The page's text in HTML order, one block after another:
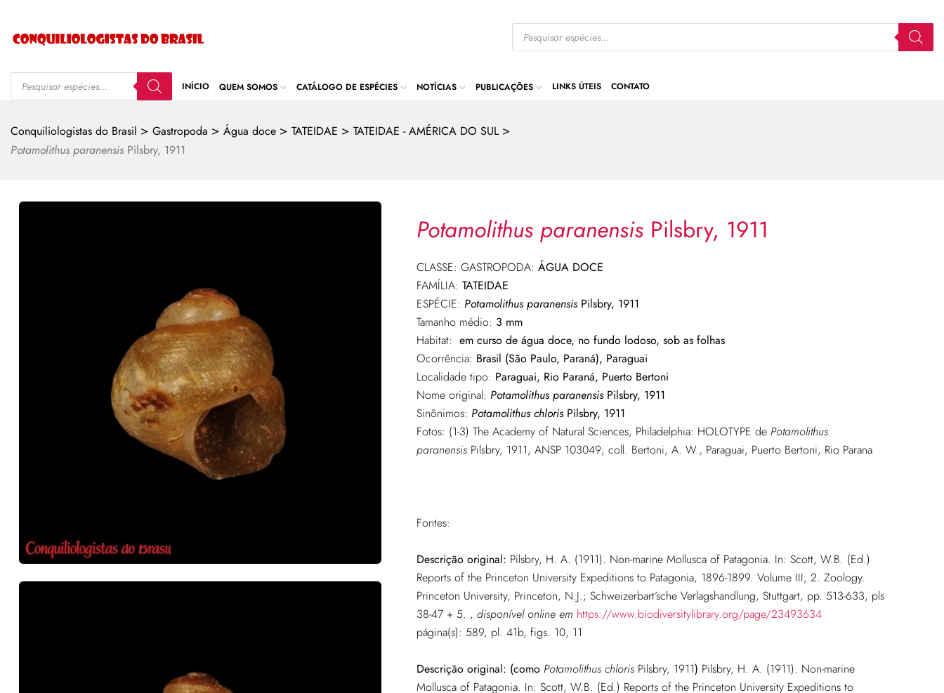
INÍCIO QUEM SOMOS CATÁLOGO DE ESPÉCIES NOTÍCIAS PUBLICAÇÕES LINKS ÚTEIS CONTATO
Conquiliologistas do Brasil > Gastropoda > Água doce > TATEIDAE > TATEIDAE - AMÉRICA DO SUL >
Potamolithus paranensis Pilsbry, 1911
Potamolithus paranensis Pilsbry, 1911
CLASSE: GASTROPODA: ÁGUA DOCE
FAMÍLIA: TATEIDAE
ESPÉCIE: Potamolithus paranensisPilsbry, 1911
Tamanho médio: 3 mm
Habitat: em curso de água doce, no fundo lodoso, sob as folhas
Ocorrência: Brasil (São Paulo, Paraná), Paraguai
Localidade tipo: Paraguai, Rio Paraná, Puerto Bertoni
Nome original: Potamolithus paranensisPilsbry, 1911
Sinônimos: Potamolithus chlorisPilsbry, 1911
Fotos: (1-3) The Academy of Natural Sciences, Philadelphia: HOLOTYPE de Potamolithus
paranensisPilsbry, 1911, ANSP 103049; coll. Bertoni, A. W., Paraguai, Puerto Bertoni, Rio Parana
Fontes:
Descrição original: Pilsbry, H. A. (1911). Non-marine Mollusca of Patagonia. In: Scott, W.B. (Ed.)
Reports of the Princeton University Expeditions to Patagonia, 1896-1899. Volume III, 2. Zoology.
Princeton University, Princeton, N.J.; Schweizerbart’sche Verlagshandlung, Stuttgart, pp. 513-633, pls
38-47 + 5. , disponível online em https://www.biodiversitylibrary.org/page/23493634
página(s): 589, pl. 41b, figs. 10, 11
Descrição original: (como Potamolithus chlorisPilsbry, 1911) Pilsbry, H. A. (1911). Non-marine
Mollusca of Patagonia. In: Scott, W.B. (Ed.) Reports of the Princeton University Expeditions to